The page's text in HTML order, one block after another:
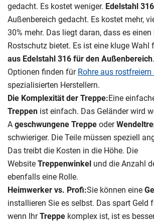
gedacht. Es kostet weniger. Edelstahl 316
Außenbereich gedacht. Es kostet mehr,
30% mehr. Das liegt daran, dass es einen
Rostschutz bietet. Es ist eine kluge Wahl
aus Edelstahl 316 für den Außenbereich
Optionen finden fürRohre aus
spezialisierten Herstellern.
Die Komplexität der Treppe:Eine
Treppen ist einfach. Das Geländer wird
Ageschwungene Treppeoder
schwieriger. Die Teile müssen speziell
Das treibt die Kosten in die Höhe. Die
WebsiteTreppenwinkel und die Anzahl
ebenfalls eine Rolle.
Heimwerker vs. Profi:Sie können eine
installieren Sie es selbst. Das spart Geld
wenn IhrTreppe komplex ist, ist es